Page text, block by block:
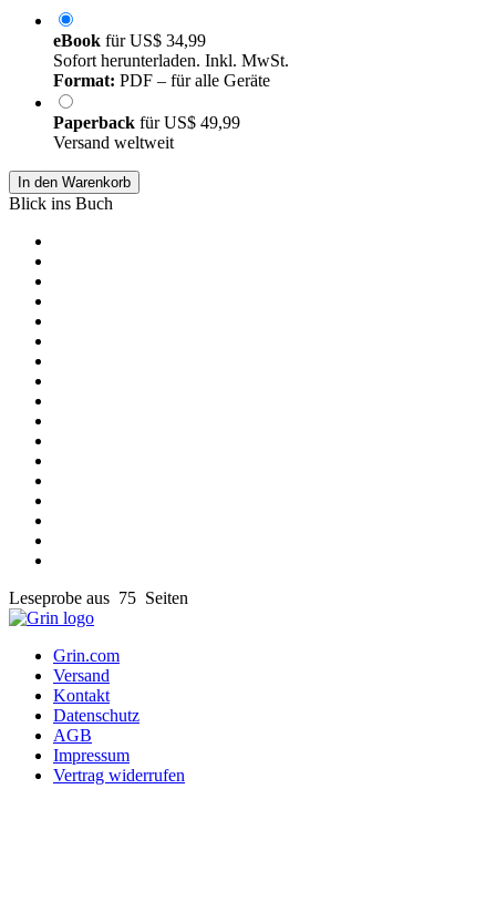
eBook fürUS$ 34,99
Sofort herunterladen. Inkl. MwSt.
Format: PDF – für alle Geräte
Paperback fürUS$ 49,99
Versand weltweit
In den Warenkorb
Blick ins Buch
Leseprobe aus 75 Seiten
Grin.com
Versand
Kontakt
Datenschutz
AGB
Impressum
Vertrag widerrufen